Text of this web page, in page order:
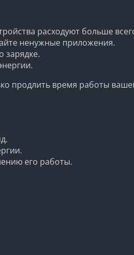
расходуют больше
ненужные приложения.
зарядке.
продлить время работы
его работы.